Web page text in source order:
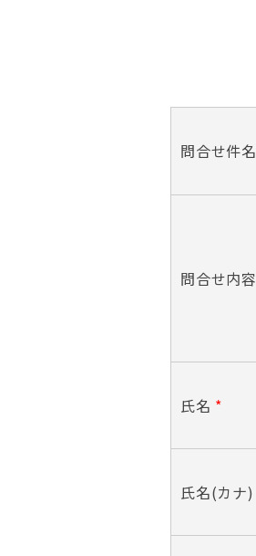
問合せ件名
問合せ内容
氏名 *
氏名(カナ)